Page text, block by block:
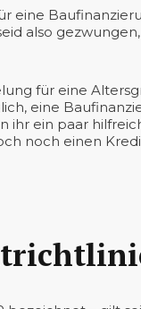
eine
also
für eine
eine
ihr ein paar
noch einen